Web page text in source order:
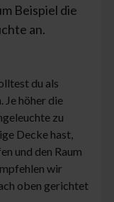
Beispiel die
an.
du als
Je höher die
zu
Decke hast,
und den Raum
wir
oben gerichtet